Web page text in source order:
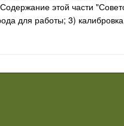
этой части
для работы; 3)